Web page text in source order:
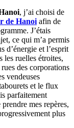
,‎ j’ai choisi de
de Hanoiafin de
J’étais
ce qui m’a permis
d’énergie et l’esprit
les ruelles étroites,‎
des corporations
vendeuses
et le flux
parfaitement
mes repères,‎
plus